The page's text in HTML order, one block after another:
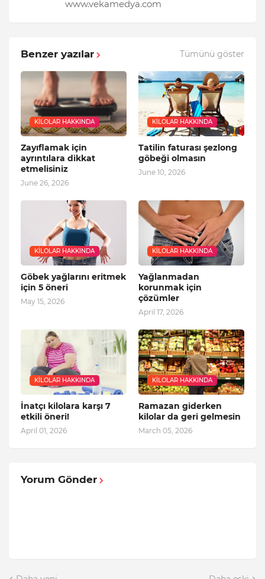
www.vekamedya.com
Benzer yazılar Tümünü göster
KILOLAR HAKKINDA
Zayıflamak için
ayrıntılara dikkat
etmelisiniz
June 26, 2026
KILOLAR HAKKINDA
Tatilin faturası şezlong
göbeği olmasın
June 10, 2026
KILOLAR HAKKINDA
Göbek yağlarını eritmek
için 5 öneri
May 15, 2026
KILOLAR HAKKINDA
Yağlanmadan
korunmak için
çözümler
April 17, 2026
KILOLAR HAKKINDA
İnatçı kilolara karşı 7
etkili öneri!
April 01, 2026
KILOLAR HAKKINDA
Ramazan giderken
kilolar da geri gelmesin
March 05, 2026
Yorum Gönder